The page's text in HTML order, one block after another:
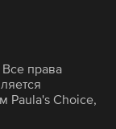
права
Paula's Choice,